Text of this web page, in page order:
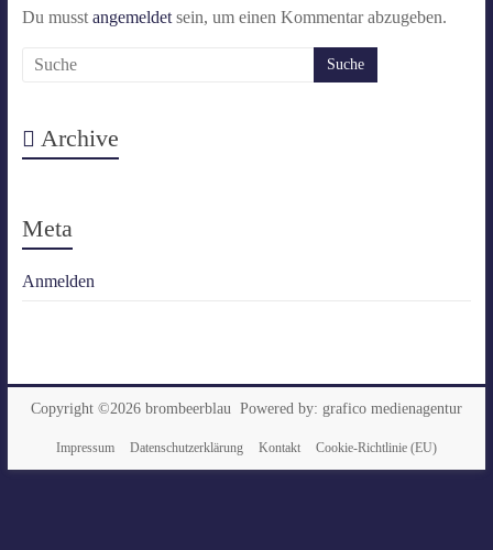
Du musst angemeldetsein, um einen Kommentar abzugeben.
Archive
Meta
Anmelden
Copyright ©2026 brombeerblauPowered by: grafico medienagentur
Impressum Datenschutzerklärung Kontakt Cookie-Richtlinie (EU)